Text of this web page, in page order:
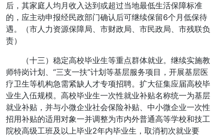
后，其家庭人均月收入达到或超过当地最低生活保障标准
的，应主动申报经民政部门确认后可继续保留6个月低保待
遇。（市人力资源保障局、市财政局、市民政局、市残联负
责）
（十三）稳定高校毕业生等重点群体就业。继续实施教
师特岗计划、“三支一扶”计划等基层服务项目，开展基层医
疗卫生等机构急需紧缺人才专项招聘。扩大征集应届高校毕
业生入伍规模。高校毕业生一次性就业补贴名称统一为基层
就业补贴，并与小微企业社会保险补贴、中小微企业一次性
招用补贴的适用对象一并调整为市内外普通高等学校和技工
院校高级工班及以上毕业2年内毕业生，取消初次就业要